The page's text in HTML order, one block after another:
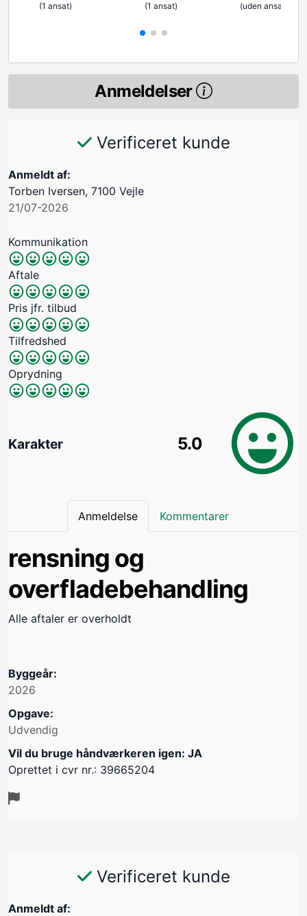
(1 ansat)
(1 ansat)
(uden ansatte)
Anmeldelser
Verificeret kunde
Anmeldt af:
Torben Iversen, 7100 Vejle
21/07-2026
Kommunikation
Aftale
Pris jfr. tilbud
Tilfredshed
Oprydning
Karakter 5.0
Anmeldelse Kommentarer
rensning og
overfladebehandling
Alle aftaler er overholdt
Byggeår:
2026
Opgave:
Udvendig
Vil du bruge håndværkeren igen: JA
Oprettet i cvr nr.: 39665204
Verificeret kunde
Anmeldt af: